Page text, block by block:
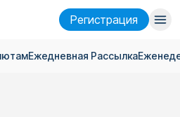
Pегистрация
Войти Pегистрация
Ежедневная Pассылка